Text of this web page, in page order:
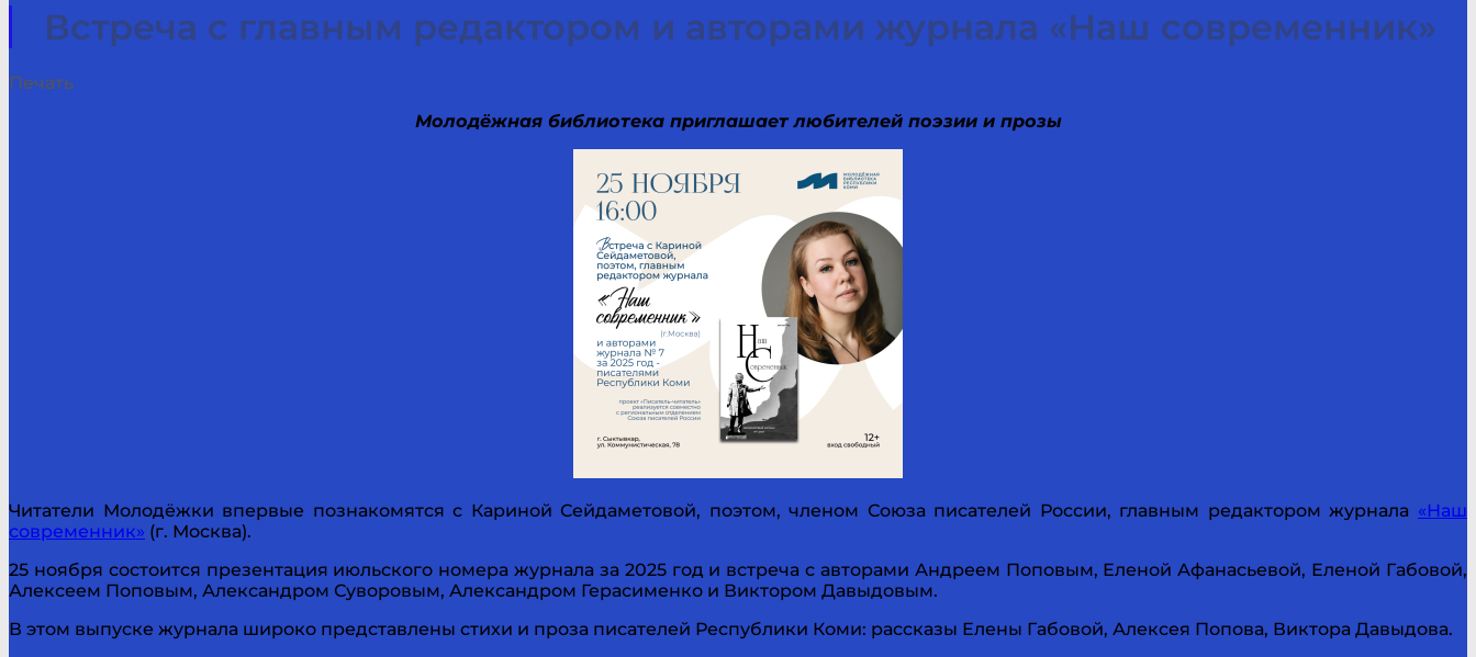
Встреча с главным редактором и авторами журнала «Наш современник»
Печать
Молодёжная библиотека приглашает любителей поэзии и прозы
Читатели Молодёжки впервые познакомятся с Кариной Сейдаметовой, поэтом, членом Союза писателей России, главным редактором журнала «Наш
современник» (г. Москва).
25 ноября состоится презентация июльского номера журнала за 2025 год и встреча с авторами Андреем Поповым, Еленой Афанасьевой, Еленой Габовой,
Алексеем Поповым, Александром Суворовым, Александром Герасименко и Виктором Давыдовым.
В этом выпуске журнала широко представлены стихи и проза писателей Республики Коми: рассказы Елены Габовой, Алексея Попова, Виктора Давыдова.